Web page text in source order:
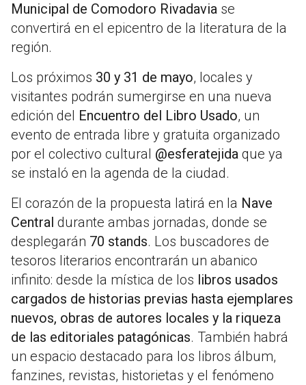
Municipal de Comodoro Rivadavia se
convertirá en el epicentro de la literatura de la
región.
Los próximos 30 y 31 de mayo, locales y
visitantes podrán sumergirse en una nueva
edición del Encuentro del Libro Usado, un
evento de entrada libre y gratuita organizado
por el colectivo cultural @esferatejida que ya
se instaló en la agenda de la ciudad.
El corazón de la propuesta latirá en la Nave
Central durante ambas jornadas, donde se
desplegarán 70 stands. Los buscadores de
tesoros literarios encontrarán un abanico
infinito: desde la mística de los libros usados
cargados de historias previas hasta ejemplares
nuevos, obras de autores locales y la riqueza
de las editoriales patagónicas. También habrá
un espacio destacado para los libros álbum,
fanzines, revistas, historietas y el fenómeno